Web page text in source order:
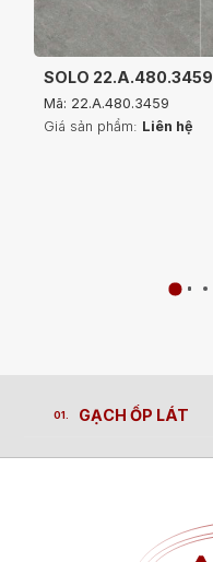
SOLO 22.A.480.3459
Mã: 22.A.480.3459
Giá sản phẩm: Liên hệ
GẠCH ỐP LÁT
GẠCH ỐP LÁT